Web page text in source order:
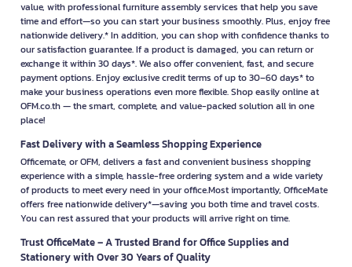
value, with professional furniture assembly services that help you save
time and effort—so you can start your business smoothly. Plus, enjoy free
nationwide delivery.* In addition, you can shop with confidence thanks to
our satisfaction guarantee. If a product is damaged, you can return or
exchange it within 30 days*. We also offer convenient, fast, and secure
payment options. Enjoy exclusive credit terms of up to 30–60 days* to
make your business operations even more flexible. Shop easily online at
OFM.co.th — the smart, complete, and value-packed solution all in one
place!
Fast Delivery with a Seamless Shopping Experience
Officemate, or OFM, delivers a fast and convenient business shopping
experience with a simple, hassle-free ordering system and a wide variety
of products to meet every need in your office.Most importantly, OfficeMate
offers free nationwide delivery*—saving you both time and travel costs.
You can rest assured that your products will arrive right on time.
Trust OfficeMate – A Trusted Brand for Office Supplies and
Stationery with Over 30 Years of Quality